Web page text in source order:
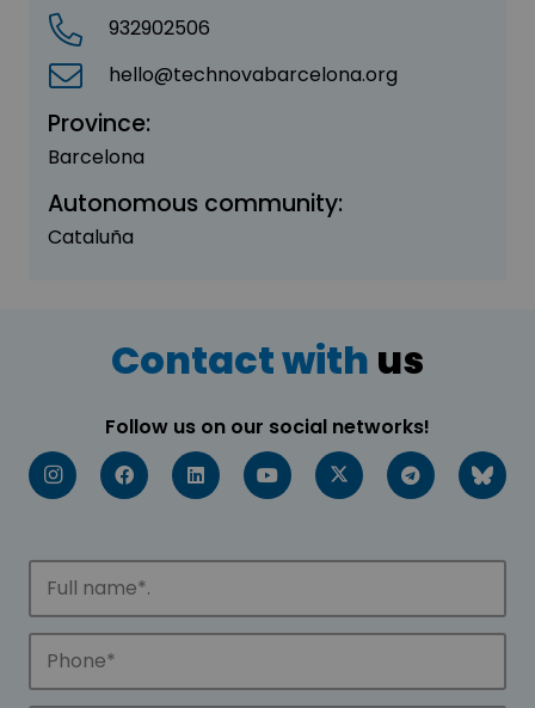
932902506
hello@technovabarcelona.org
Province:
Barcelona
Autonomous community:
Cataluña
Contact with us
Follow us on our social networks!